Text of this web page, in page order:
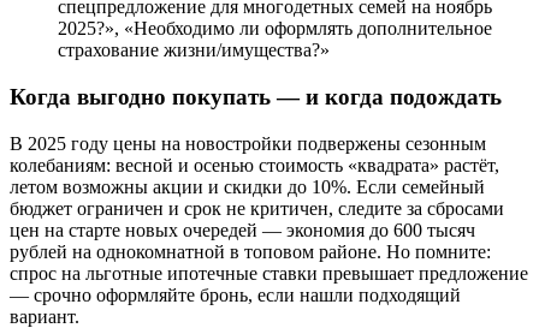
спецпредложение для многодетных семей на ноябрь
2025?», «Необходимо ли оформлять дополнительное
страхование жизни/имущества?»
Когда выгодно покупать — и когда подождать
В 2025 году цены на новостройки подвержены сезонным
колебаниям: весной и осенью стоимость «квадрата» растёт,
летом возможны акции и скидки до 10%. Если семейный
бюджет ограничен и срок не критичен, следите за сбросами
цен на старте новых очередей — экономия до 600 тысяч
рублей на однокомнатной в топовом районе. Но помните:
спрос на льготные ипотечные ставки превышает предложение
— срочно оформляйте бронь, если нашли подходящий
вариант.